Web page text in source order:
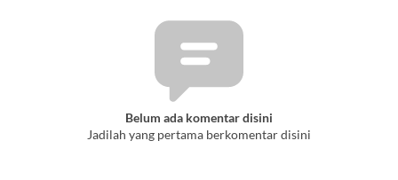
Belum ada komentar disini
Jadilah yang pertama berkomentar disini